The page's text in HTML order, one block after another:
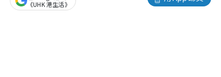
《UHK 港生活》